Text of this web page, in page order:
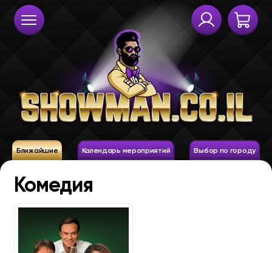
Ближайшие Календарь мероприятий Выбор по городу
Комедия